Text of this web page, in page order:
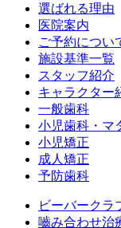
選ばれる理由
医院案内
ご予約につい
施設基準一覧
スタッフ紹介
キャラクター
一般歯科
小児歯科・マ
小児矯正
成人矯正
予防歯科
ビーバークラ
嚙み合わせ治